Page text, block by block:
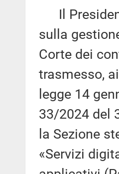
Il
sulla
Corte dei
trasmesso,
legge 14
33/2024 del
la Sezione
«Servizi